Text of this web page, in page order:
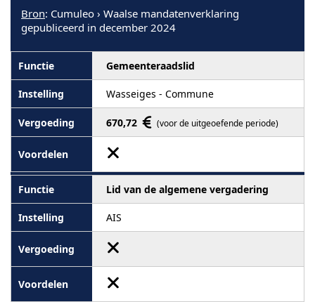
Bron: Cumuleo › Waalse mandatenverklaring
gepubliceerd in december 2024
Gemeenteraadslid
Wasseiges - Commune
670,72 (voor de uitgeoefende periode)
Lid van de algemene vergadering
AIS